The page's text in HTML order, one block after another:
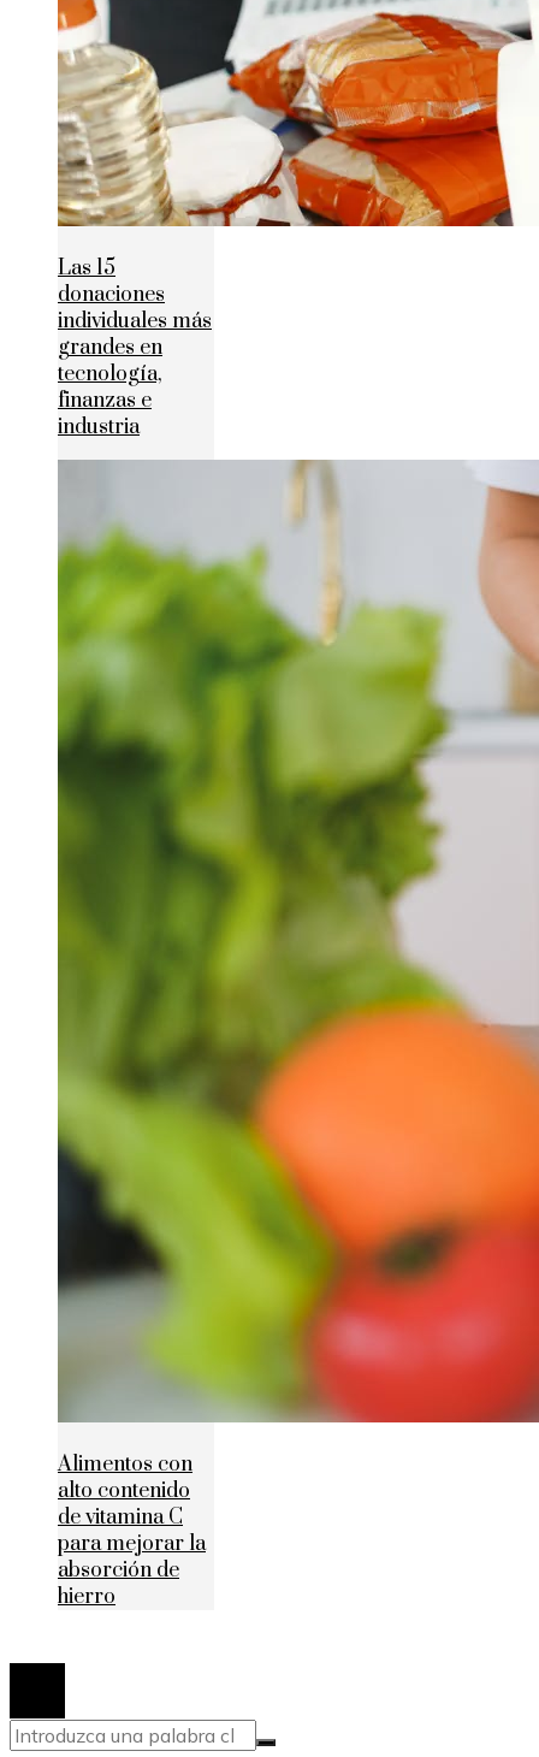
Las 15
donaciones
individuales más
grandes en
tecnología,
finanzas e
industria
Alimentos con
alto contenido
de vitamina C
para mejorar la
absorción de
hierro